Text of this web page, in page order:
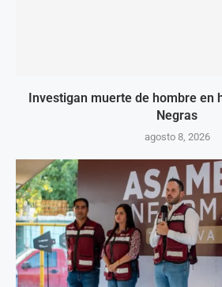
Investigan muerte de hombre en
Negras
agosto 8, 2026